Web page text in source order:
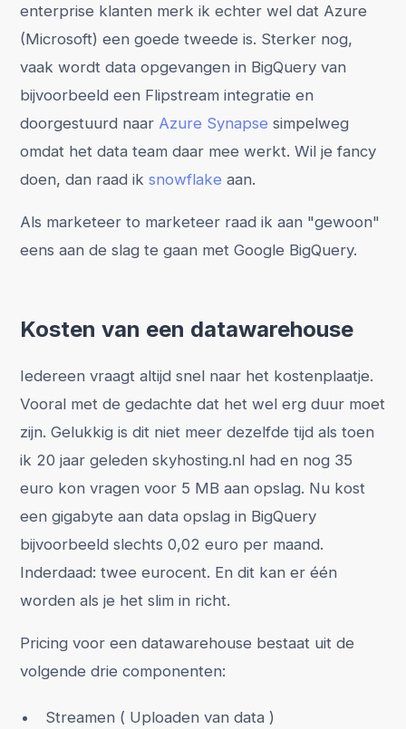
enterprise klanten merk ik echter wel dat Azure
(Microsoft) een goede tweede is. Sterker nog,
vaak wordt data opgevangen in BigQuery van
bijvoorbeeld een Flipstream integratie en
doorgestuurd naar Azure Synapse simpelweg
omdat het data team daar mee werkt. Wil je fancy
doen, dan raad iksnowflake aan.
Als marketeer to marketeer raad ik aan "gewoon"
eens aan de slag te gaan met Google BigQuery.
Kosten van een datawarehouse
Iedereen vraagt altijd snel naar het kostenplaatje.
Vooral met de gedachte dat het wel erg duur moet
zijn. Gelukkig is dit niet meer dezelfde tijd als toen
ik 20 jaar geleden skyhosting.nl had en nog 35
euro kon vragen voor 5 MB aan opslag. Nu kost
een gigabyte aan data opslag in BigQuery
bijvoorbeeld slechts 0,02 euro per maand.
Inderdaad: twee eurocent. En dit kan er één
worden als je het slim in richt.
Pricing voor een datawarehouse bestaat uit de
volgende drie componenten:
Streamen ( Uploaden van data )